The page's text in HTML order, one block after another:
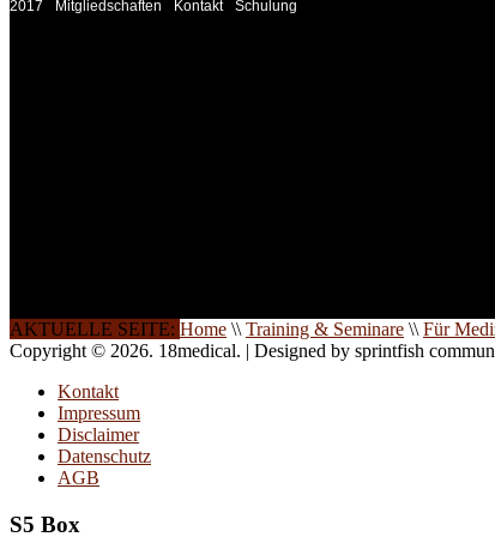
2017
Mitgliedschaften Kontakt Schulung
AKTUELLE SEITE: Home \\ Training & Seminare \\ Für
Copyright © 2026. 18medical. | Designed by sprintfish
Kontakt
Impressum
Disclaimer
Datenschutz
AGB
S5 Box